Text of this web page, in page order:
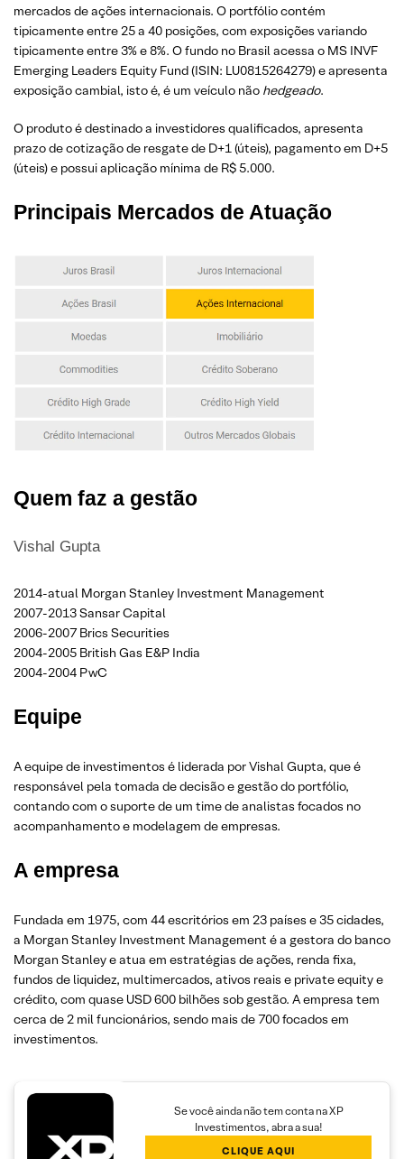
mercados de ações internacionais. O portfólio contém
tipicamente entre 25 a 40 posições, com exposições variando
tipicamente entre 3% e 8%. O fundo no Brasil acessa o MS INVF
Emerging Leaders Equity Fund (ISIN: LU0815264279) e apresenta
exposição cambial, isto é, é um veículo não hedgeado.
O produto é destinado a investidores qualificados, apresenta
prazo de cotização de resgate de D+1 (úteis), pagamento em D+5
(úteis) e possui aplicação mínima de R$ 5.000.
Principais Mercados de Atuação
Quem faz a gestão
Vishal Gupta
2014-atual Morgan Stanley Investment Management
2007-2013 Sansar Capital
2006-2007 Brics Securities
2004-2005 British Gas E&P India
2004-2004 PwC
Equipe
A equipe de investimentos é liderada por Vishal Gupta, que é
responsável pela tomada de decisão e gestão do portfólio,
contando com o suporte de um time de analistas focados no
acompanhamento e modelagem de empresas.
A empresa
Fundada em 1975, com 44 escritórios em 23 países e 35 cidades,
a Morgan Stanley Investment Management é a gestora do banco
Morgan Stanley e atua em estratégias de ações, renda fixa,
fundos de liquidez, multimercados, ativos reais e private equity e
crédito, com quase USD 600 bilhões sob gestão. A empresa tem
cerca de 2 mil funcionários, sendo mais de 700 focados em
investimentos.
Se você ainda não tem conta na XP
Investimentos, abra a sua!
CLIQUE AQUI